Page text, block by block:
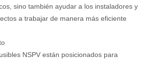
sino también ayudar a los instaladores y
a trabajar de manera más eficiente
NSPV están posicionados para